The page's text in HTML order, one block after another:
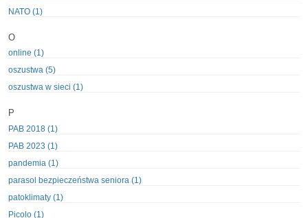
NATO (1)
O
online (1)
oszustwa (5)
oszustwa w sieci (1)
P
PAB 2018 (1)
PAB 2023 (1)
pandemia (1)
parasol bezpieczeństwa seniora (1)
patoklimaty (1)
Picolo (1)